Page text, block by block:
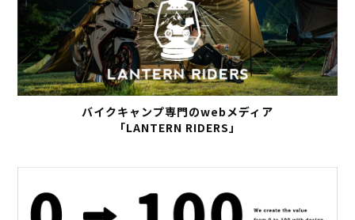
バイクキャンプ専門のwebメディア
「LANTERN RIDERS」